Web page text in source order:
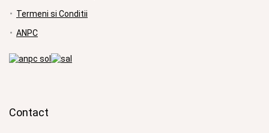
Termeni si Conditii
ANPC
Contact